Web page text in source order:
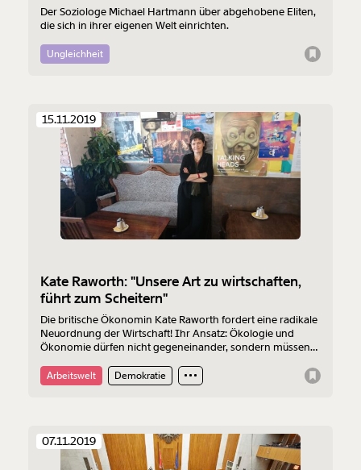
Der Soziologe Michael Hartmann über abgehobene Eliten,
die sich in ihrer eigenen Welt einrichten.
Ungleichheit
15.11.2019
Kate Raworth: "Unsere Art zu wirtschaften,
führt zum Scheitern"
Die britische Ökonomin Kate Raworth fordert eine radikale
Neuordnung der Wirtschaft! Ihr Ansatz: Ökologie und
Ökonomie dürfen nicht gegeneinander, sondern müssen
Arbeitswelt Demokratie
07.11.2019